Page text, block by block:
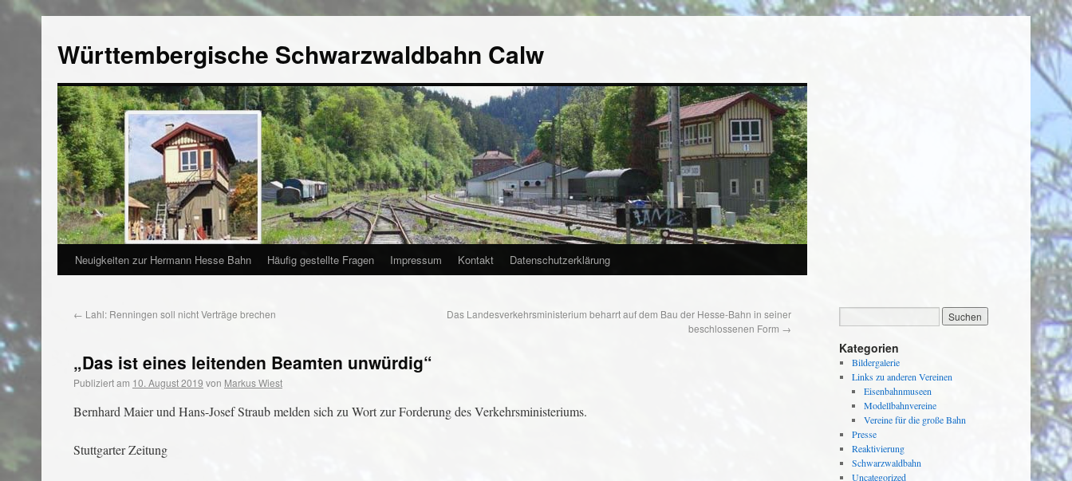
Württembergische Schwarzwaldbahn Calw
Neuigkeiten zur Hermann Hesse Bahn Häufig gestellte Fragen Impressum Kontakt Datenschutzerklärung
← Lahl: Renningen soll nicht Verträge brechen
Das Landesverkehrsministerium beharrt auf dem Bau der Hesse-Bahn in seiner
beschlossenen Form →
„Das ist eines leitenden Beamten unwürdig“
Publiziert am 10. August 2019 von Markus Wiest
Bernhard Maier und Hans-Josef Straub melden sich zu Wort zur Forderung des Verkehrsministeriums.
Stuttgarter Zeitung
Kategorien
Bildergalerie
Links zu anderen Vereinen
Eisenbahnmuseen
Modellbahnvereine
Vereine für die große Bahn
Presse
Reaktivierung
Schwarzwaldbahn
Uncategorized